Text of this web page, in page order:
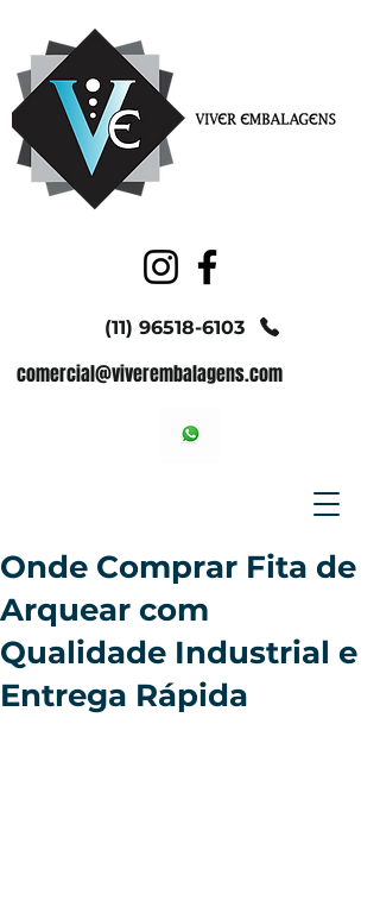
(11) 96518-6103
comercial@viverembalagens.com
Onde Comprar Fita de
Arquear com
Qualidade Industrial e
Entrega Rápida